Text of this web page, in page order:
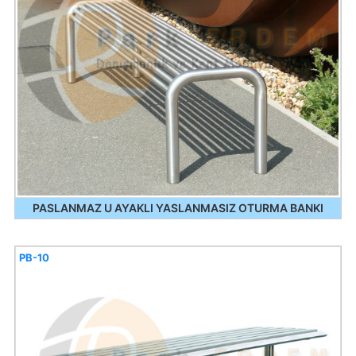
PASLANMAZ U AYAKLI YASLANMASIZ OTURMA BANKI
PB-10